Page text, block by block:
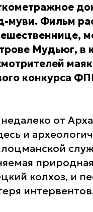
муви. Фильм
Мудьюг, в
конкурса
от
и
колхоз, и